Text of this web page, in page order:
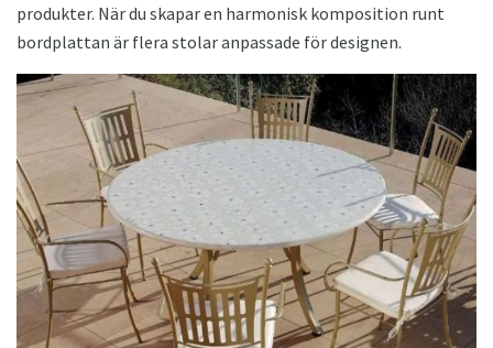
produkter. När du skapar en harmonisk komposition runt
bordplattan är flera stolar anpassade för designen.